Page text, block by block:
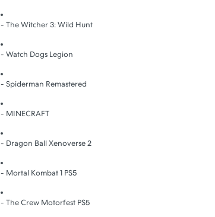
- The Witcher 3: Wild Hunt
- Watch Dogs Legion
- Spiderman Remastered
- MINECRAFT
- Dragon Ball Xenoverse 2
- Mortal Kombat 1 PS5
- The Crew Motorfest PS5